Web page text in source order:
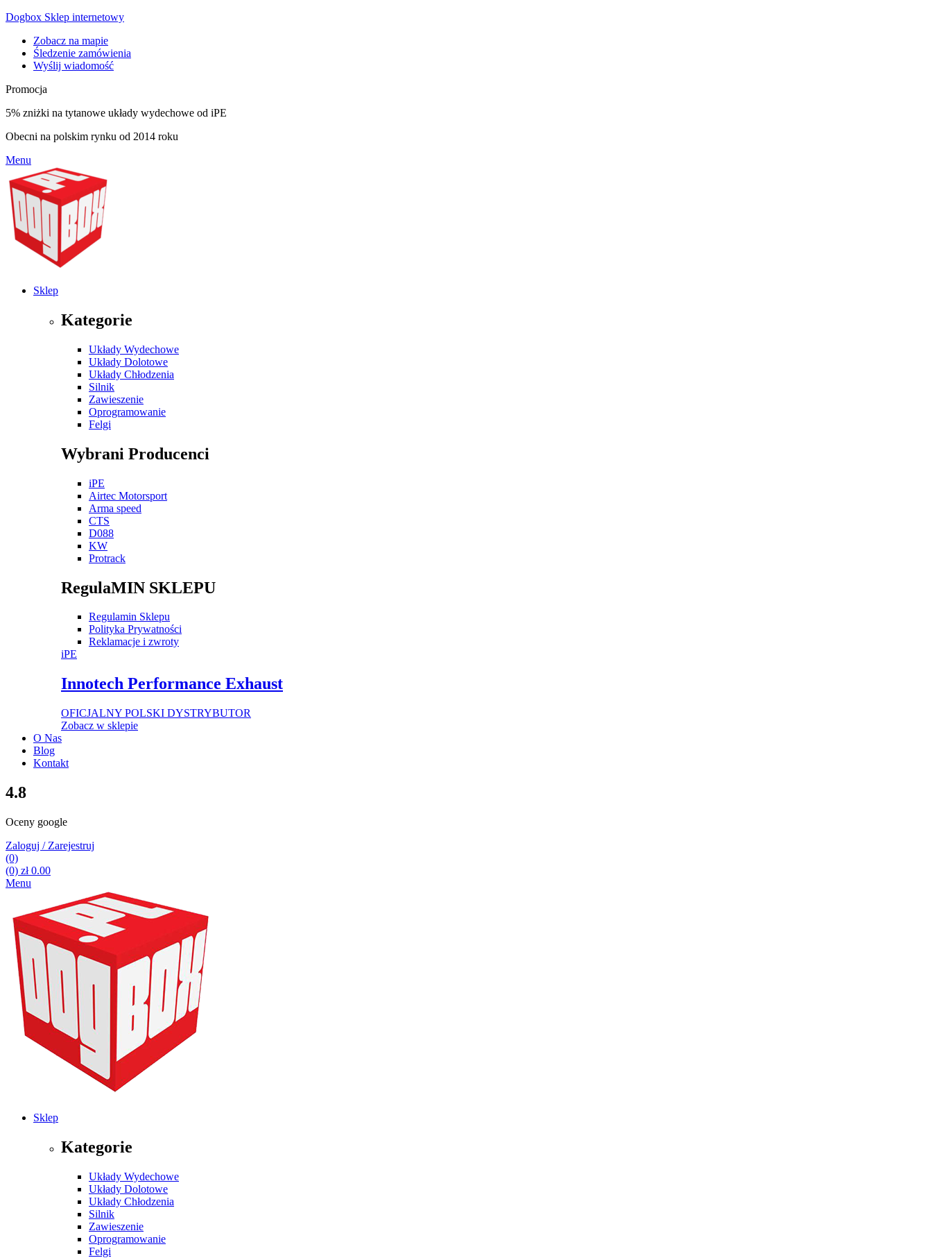
Dogbox Sklep internetowy
Zobacz na mapie
Śledzenie zamówienia
Wyślij wiadomość
Promocja
5% zniżki na tytanowe układy wydechowe od iPE
Obecni na polskim rynku od 2014 roku
Menu
Sklep
Kategorie
Układy Wydechowe
Układy Dolotowe
Układy Chłodzenia
Silnik
Zawieszenie
Oprogramowanie
Felgi
Wybrani Producenci
iPE
Airtec Motorsport
Arma speed
CTS
D088
KW
Protrack
RegulaMIN SKLEPU
Regulamin Sklepu
Polityka Prywatności
Reklamacje i zwroty
iPE
Innotech Performance Exhaust
OFICJALNY POLSKI DYSTRYBUTOR
Zobacz w sklepie
O Nas
Blog
Kontakt
4.8
Oceny google
Zaloguj / Zarejestruj
(0)
(0) zł0.00
Menu
Sklep
Kategorie
Układy Wydechowe
Układy Dolotowe
Układy Chłodzenia
Silnik
Zawieszenie
Oprogramowanie
Felgi